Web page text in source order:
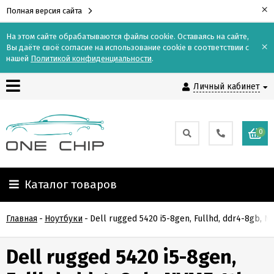
Полная версия сайта ×
На этом сайте обрабатываются файлы cookie. Оставаясь на сайте,
Вы даёте своё согласие на использование cookie в соответствии с
нашей Политикой конфиденциальности.
×
Личный кабинет
Контакты
Доставка
Оплата
О
компании
Гарантия
0
Каталог товаров
Главная - Ноутбуки - Dell rugged 5420 i5-8gen, Fullhd, ddr4-8gb,
Dell rugged 5420 i5-8gen,